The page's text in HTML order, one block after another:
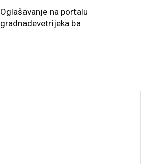
Oglašavanje na portalu
gradnadevetrijeka.ba